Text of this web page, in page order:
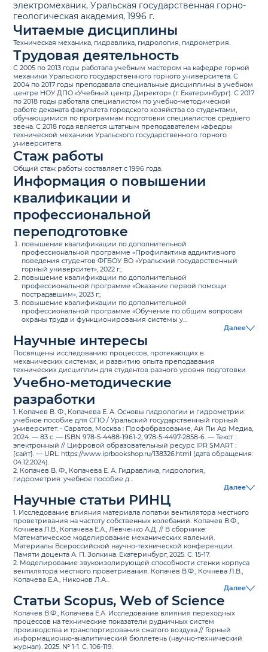
электромеханик, Уральская государственная горно-
геологическая академия, 1996 г.
Читаемые дисциплины
Техническая механика, гидравлика, гидрология, гидрометрия.
Трудовая деятельность
С 2005 по 2013 годы работала учебным мастером на кафедре горной
механики Уральского государственного горного университета. С
2004 по 2017 годы преподавала специальные дисциплины в учебном
центре НОУ ДПО «Учебный центр Директор» (г. Екатеринбург). С 2017
по 2018 годы работала специалистом по учебно-методической
работе деканата факультета городского хозяйства со студентами,
обучающимися по программам подготовки специалистов среднего
звена. С 2018 года является штатным преподавателем кафедры
технической механики Уральского государственного горного
университета.
Стаж работы
Общий стаж работы составляет с 1996 года.
Информация о повышении
квалификации и
профессиональной
переподготовке
повышение квалификации по дополнительной
профессиональной программе «Профилактика аддиктивного
поведения студентов ФГБОУ ВО «Уральский государственный
горный университет», 2022 г.;
повышение квалификации по дополнительной
профессиональной программе «Оказание первой помощи
пострадавшим», 2023 г.;
повышение квалификации по дополнительной
профессиональной программе «Обучение по общим вопросам
охраны труда и функционирования системы у...
Далее
Научные интересы
Посвящены исследованию процессов, протекающих в
механических системах, и развитию опыта преподавания
технических дисциплин для студентов разного уровня подготовки.
Учебно-методические
разработки
1. Копачев В. Ф., Копачева Е. А. Основы гидрологии и гидрометрии:
учебное пособие для СПО / Уральский государственный горный
университет. - Саратов, Москва : Профобразование, Ай Пи Ар Медиа,
2024. — 83 c. — ISBN 978-5-4488-1961-2, 978-5-4497-2858-6. — Текст :
электронный // Цифровой образовательный ресурс IPR SMART :
[сайт]. — URL: https://www.iprbookshop.ru/138326.html (дата обращения:
04.12.2024).
2. Копачев В. Ф., Копачева Е. А. Гидравлика, гидрология,
гидрометрия: учебное пособие д...
Далее
Научные статьи РИНЦ
1. Исследование влияния материала лопатки вентилятора местного
проветривания на частоту собственных колебаний. Копачев В.Ф.,
Кочнева Л.В., Копачева Е.А., Левченко А.Д. // В сборнике:
Математическое моделирование механических явлений.
Материалы Всероссийской научно-технической конференции.
Памяти доцента А. П. Золкина. Екатеринбург, 2025. С. 15-17.
2. Моделирование звукоизолирующей способности стенки корпуса
вентилятора местного проветривания. Копачев В.Ф., Кочнева Л.В.,
Копачева Е.А., Никонов Л.А...
Далее
Статьи Scopus, Web of Science
Копачев В.Ф., Копачева Е.А. Исследование влияния переходных
процессов на технические показатели рудничных систем
производства и транспортирования сжатого воздуха // Горный
информационно-аналитический бюллетень (научно-технический
журнал). 2025. № 1-1. С. 106-119.